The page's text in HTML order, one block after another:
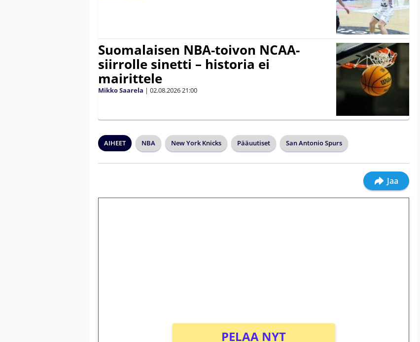
Suomalaisen NBA-toivon NCAA-
siirrolle sinetti – historia ei
mairittele
Mikko Saarela | 02.08.202621:00
AIHEET NBA New York Knicks Pääuutiset San Antonio Spurs
Jaa
PELAA NYT